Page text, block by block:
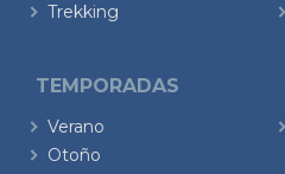
Trekking
TEMPORADAS
Verano
Otoño